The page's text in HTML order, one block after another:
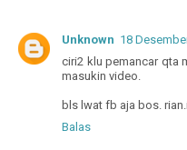
Unknown 18
ciri2 klu pemancar qta
masukin video.
bls lwat fb aja bos.
Balas